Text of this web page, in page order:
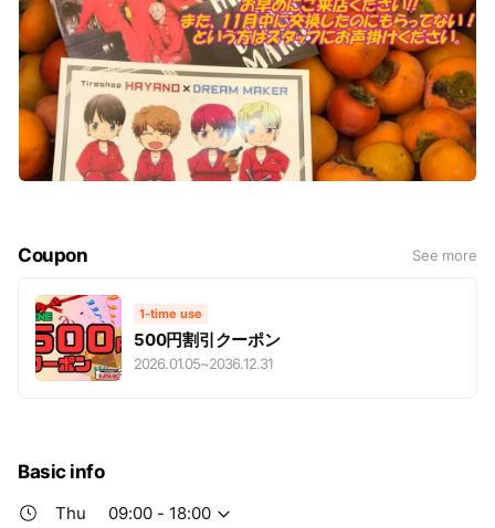
Coupon See more
1-time use
500円割引クーポン
2026.01.05~2036.12.31
Basic info
Thu
09:00 - 18:00